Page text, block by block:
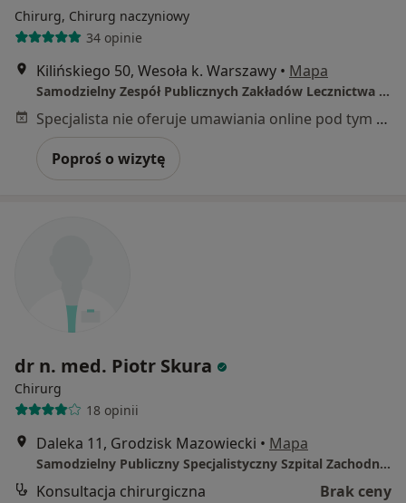
Chirurg, Chirurg naczyniowy
34 opinie
Kilińskiego 50, Wesoła k. Warszawy • Mapa
Samodzielny Zespół Publicznych Zakładów Lecznictwa Otwartego w Warszawa - Wesoła
Specjalista nie oferuje umawiania online pod tym adresem.
Poproś o wizytę
dr n. med. Piotr Skura
Chirurg
18 opinii
Daleka 11, Grodzisk Mazowiecki • Mapa
Samodzielny Publiczny Specjalistyczny Szpital Zachodni im. Jana Pawła II
Konsultacja chirurgiczna
Brak ceny